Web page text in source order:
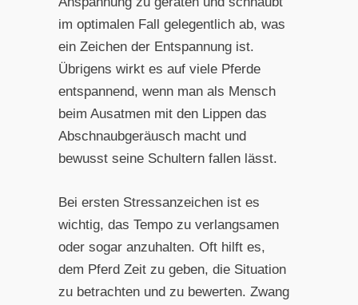
im optimalen Fall gelegentlich ab, was
ein Zeichen der Entspannung ist.
Übrigens wirkt es auf viele Pferde
entspannend, wenn man als Mensch
beim Ausatmen mit den Lippen das
Abschnaubgeräusch macht und
bewusst seine Schultern fallen lässt.
Bei ersten Stressanzeichen ist es
wichtig, das Tempo zu verlangsamen
oder sogar anzuhalten. Oft hilft es,
dem Pferd Zeit zu geben, die Situation
zu betrachten und zu bewerten. Zwang